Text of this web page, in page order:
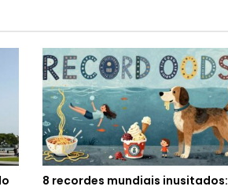
8 recordes mundiais inusitados: